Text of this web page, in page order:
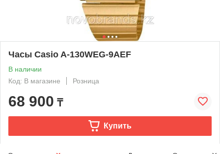
Часы Casio A-130WEG-9AEF
В наличии
Код: В магазине
Розница
68 900 ₸
Купить